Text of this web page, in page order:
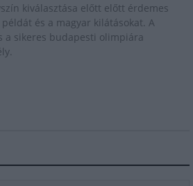
kiválasztása előtt előtt érdemes
és a magyar kilátásokat. A
a sikeres budapesti olimpiára